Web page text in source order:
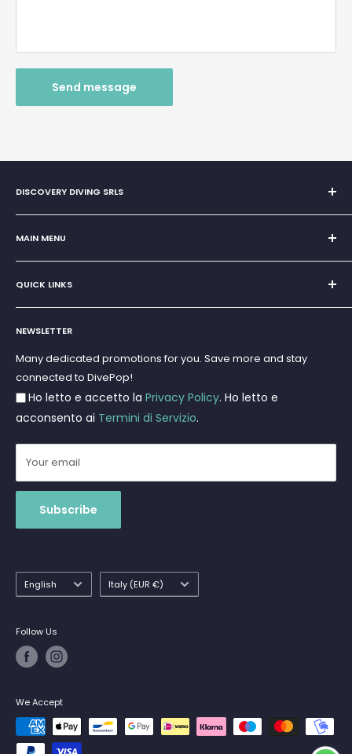
Send message
DISCOVERY DIVING SRLS
Sole Proprietorship of Giovanni Chiera di Vasco
San Teodoro, Marina di Puntaldia 07052
MAIN MENU
Home
Super Offer
Brands
Scuba diving
Freediving and Spearfishing
Gift Cards
QUICK LINKS
Search
Terms and Conditions
Privacy Policy
Returns and Refunds
Shipments
NEWSLETTER
Many dedicated promotions for you. Save more and stay
connected to DivePop!
Ho letto e accetto la Privacy Policy. Ho letto e
acconsento ai Termini di Servizio.
Your email
Subscribe
Language
English Country/region
Italy (EUR €)
Follow Us
We Accept